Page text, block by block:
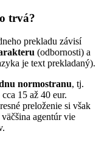
trvá?
prekladu závisí
(odbornosti) a
je text prekladaný).
normostranu, tj.
15 až 40 eur.
preloženie si však
agentúr vie